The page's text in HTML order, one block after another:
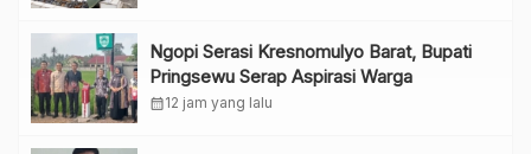
Ngopi Serasi Kresnomulyo Barat, Bupati
Pringsewu Serap Aspirasi Warga
calendar_month12 jam yang lalu